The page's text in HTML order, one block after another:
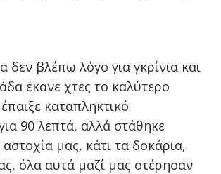
δεν βλέπω λόγο για γκρίνια και
έκανε χτες το καλύτερο
καταπληκτικό
90 λεπτά, αλλά στάθηκε
μας, κάτι τα δοκάρια,
όλα αυτά μαζί μας στέρησαν